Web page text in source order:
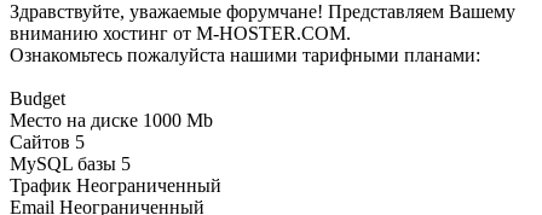
Здравствуйте, уважаемые форумчане! Представляем Вашему
вниманию хостинг от M-HOSTER.COM.
Ознакомьтесь пожалуйста нашими тарифными планами:
Budget
Место на диске 1000 Mb
Сайтов 5
MySQL базы 5
Трафик Неограниченный
Email Неограниченный